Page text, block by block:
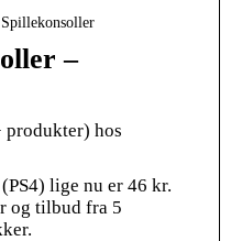
–
produkter) hos
lige nu er 46 kr.
og tilbud fra 5